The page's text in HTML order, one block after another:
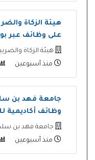
هيئة الزكاة
على وظائف عبر
هيئة الزكاة
منذ أسبوعين
جامعة فهد بن
وظائف أكاديمية للعام
جامعة فهد بن
منذ أسبوعين